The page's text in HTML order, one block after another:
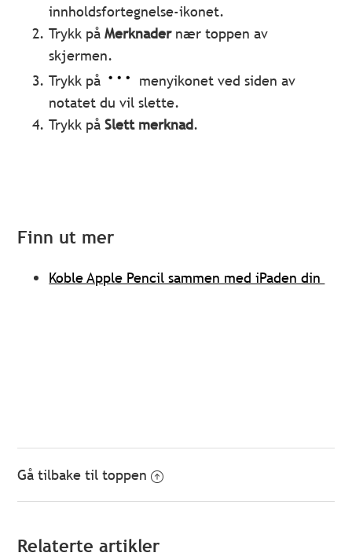
innholdsfortegnelse-ikonet.
Trykk påMerknadernær toppen av
skjermen.
Trykk på
menyikonet ved siden av
notatet du vil slette.
Trykk påSlett merknad.
Finn ut mer
Koble Apple Pencil sammen med iPaden din
Gå tilbake til toppen
Relaterte artikler